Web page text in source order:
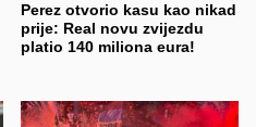
Perez otvorio kasu kao nikad
prije: Real novu zvijezdu
platio 140 miliona eura!